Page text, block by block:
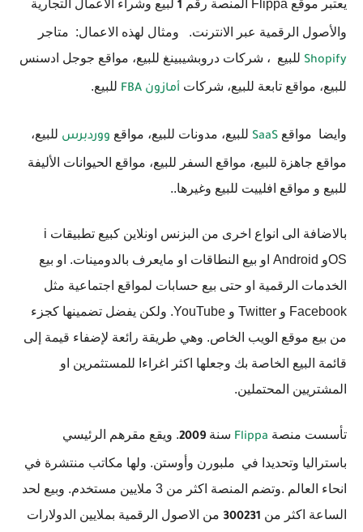
يعتبر موقع Flippa المنصة رقم 1 لبيع وشراء الاعمال التجارية
والأصول الرقمية عبر الانترنت. ومثال لهذه الاعمال: متاجر
Shopify للبيع ، شركات دروبشيبينغ للبيع، مواقع جوجل ادسنس
للبيع، مواقع تابعة للبيع، شركات أمازون FBA للبيع.
وايضا مواقع SaaS للبيع، مدونات للبيع، مواقع ووردبرس للبيع،
مواقع جاهزة للبيع، مواقع السفر للبيع، مواقع الحيوانات الأليفة
للبيع و مواقع افلييت للبيع وغيرها..
بالاضافة الى انواع اخرى من البزنس اونلاين كبيع تطبيقات i
OSو Android او بيع النطاقات او مايعرف بالدومينات. او بيع
الخدمات الرقمية او حتى بيع حسابات لمواقع اجتماعية مثل
Facebook و Twitter و YouTube. ولكن يفضل تضمينها كجزء
من بيع موقع الويب الخاص. وهي طريقة رائعة لإضفاء قيمة إلى
قائمة البيع الخاصة بك وجعلها اكثر اغراءا للمستثمرين او
المشتريين المحتملين.
تأسست منصة Flippa سنة 2009. ويقع مقرهم الرئيسي
باستراليا وتحديدا في ملبورن وأوستن. ولها مكاتب منتشرة في
انحاء العالم .وتضم المنصة اكثر من 3 ملايين مستخدم. وبيع لحد
الساعة اكثر من 300231 من الاصول الرقمية بملايين الدولارات